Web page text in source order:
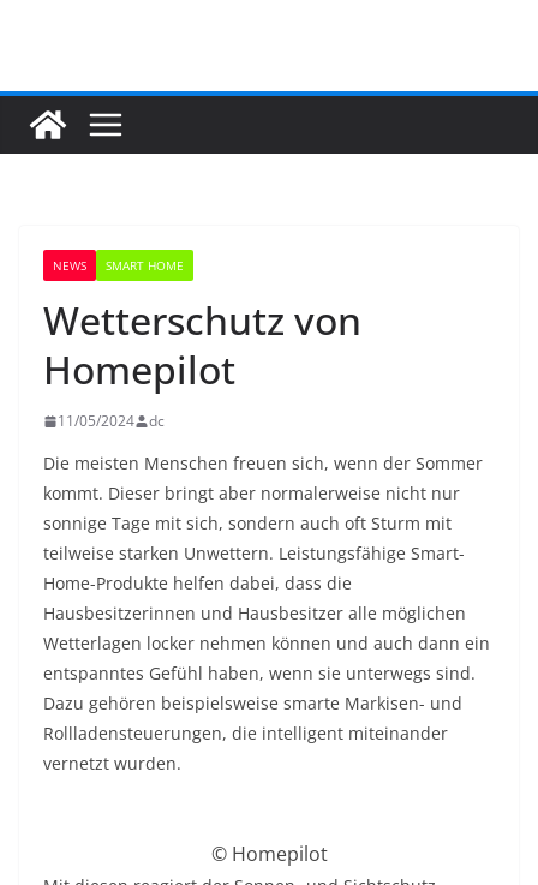
NEWS SMART HOME
Wetterschutz von
Homepilot
11/05/2024 dc
Die meisten Menschen freuen sich, wenn der Sommer
kommt. Dieser bringt aber normalerweise nicht nur
sonnige Tage mit sich, sondern auch oft Sturm mit
teilweise starken Unwettern. Leistungsfähige Smart-
Home-Produkte helfen dabei, dass die
Hausbesitzerinnen und Hausbesitzer alle möglichen
Wetterlagen locker nehmen können und auch dann ein
entspanntes Gefühl haben, wenn sie unterwegs sind.
Dazu gehören beispielsweise smarte Markisen- und
Rollladensteuerungen, die intelligent miteinander
vernetzt wurden.
© Homepilot